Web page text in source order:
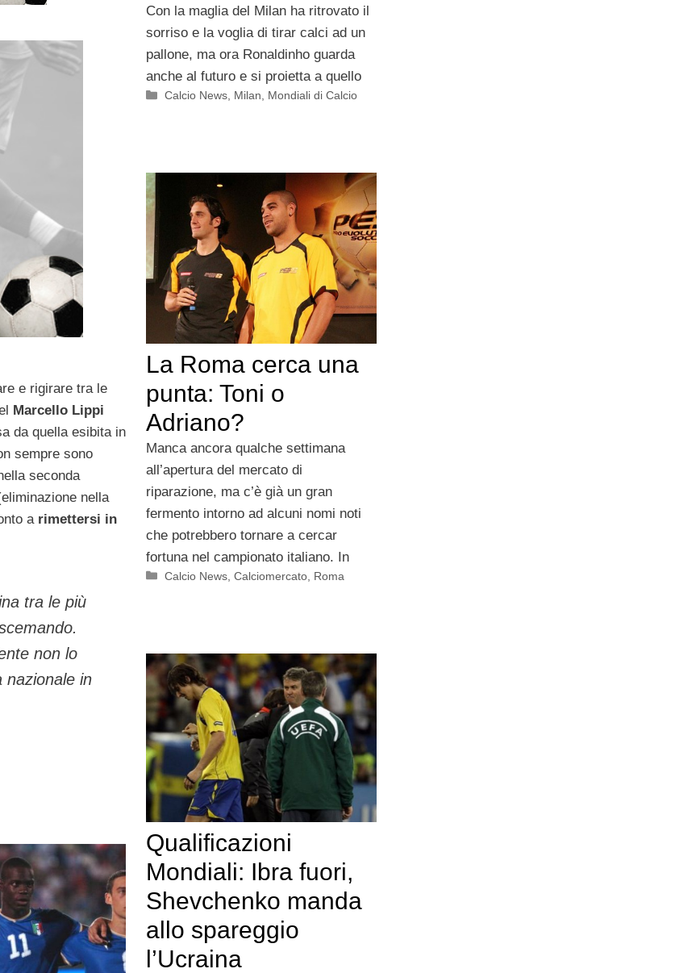
e rigirare tra le
Marcello Lippi
da quella esibita in
sempre sono
seconda
nella
a rimettersi in
tra le più
non lo
nazionale in
Con la maglia del Milan ha ritrovato il
sorriso e la voglia di tirar calci ad un
pallone, ma ora Ronaldinho guarda
anche al futuro e si proietta a quello
Categorie
Calcio News Milan Mondiali di Calcio
La Roma cerca una
punta: Toni o
Adriano?
Manca ancora qualche settimana
all’apertura del mercato di
riparazione, ma c’è già un gran
fermento intorno ad alcuni nomi noti
che potrebbero tornare a cercar
fortuna nel campionato italiano. In
Categorie
Calcio News ,Calciomercato Roma
Qualificazioni
Mondiali: Ibra fuori,
Shevchenko manda
allo spareggio
l’Ucraina